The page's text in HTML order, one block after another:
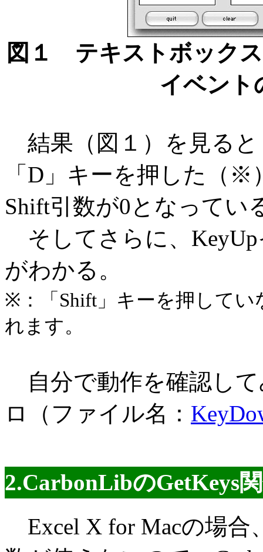
図１ テキストボック
イベント
結果（図１）を見る
「D」キーを押した（
Shift引数が0となってい
そしてさらに、
がわかる。
※：「Shift」キーを押して
れます。
自分で動作を確認し
ロ（ファイル名：
2.CarbonLibのGetKeys
Excel X for Macの場合